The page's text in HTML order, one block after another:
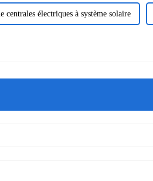
centrales électriques à système solaire